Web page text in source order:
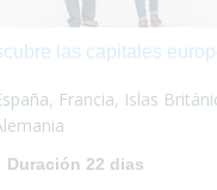
las capitales
, Francia, Islas
Duración 22 dias